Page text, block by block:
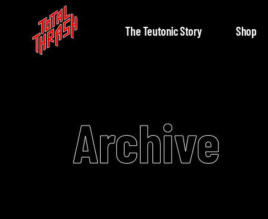
The Teutonic Story Shop
Archive